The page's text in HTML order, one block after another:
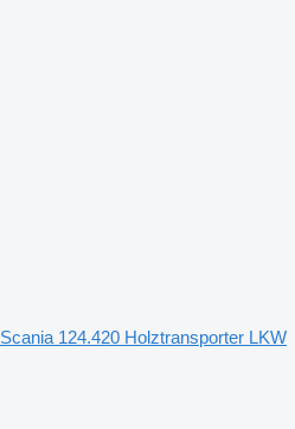
Scania 124.420 Holztransporter LKW